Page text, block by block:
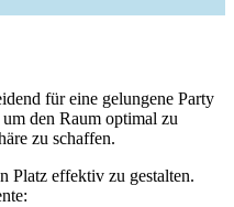
für eine gelungene Party
den Raum optimal zu
zu schaffen.
Platz effektiv zu gestalten.